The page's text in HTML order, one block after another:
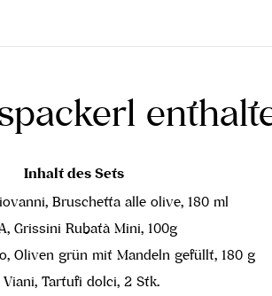
Inhalt des Sets
Bruschetta alle olive, 180 ml
Grissini Rubatà Mini, 100g
Oliven grün mit Mandeln gefüllt, 180 g
Viani, Tartufi dolci, 2 Stk.